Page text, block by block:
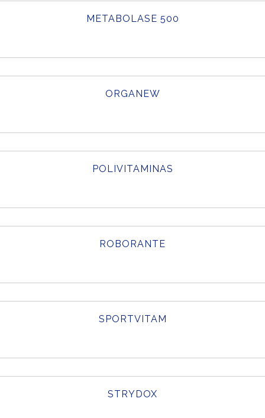
METABOLASE 500
ORGANEW
POLIVITAMINAS
ROBORANTE
SPORTVITAM
STRYDOX